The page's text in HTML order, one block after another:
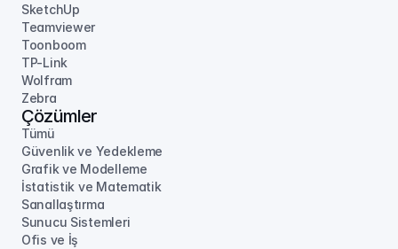
SketchUp
Teamviewer
Toonboom
TP-Link
Wolfram
Zebra
Çözümler
Tümü
Güvenlik ve Yedekleme
Grafik ve Modelleme
İstatistik ve Matematik
Sanallaştırma
Sunucu Sistemleri
Ofis ve İş